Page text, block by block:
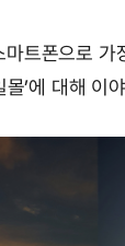
마트폰으로
몰’에 대해 이